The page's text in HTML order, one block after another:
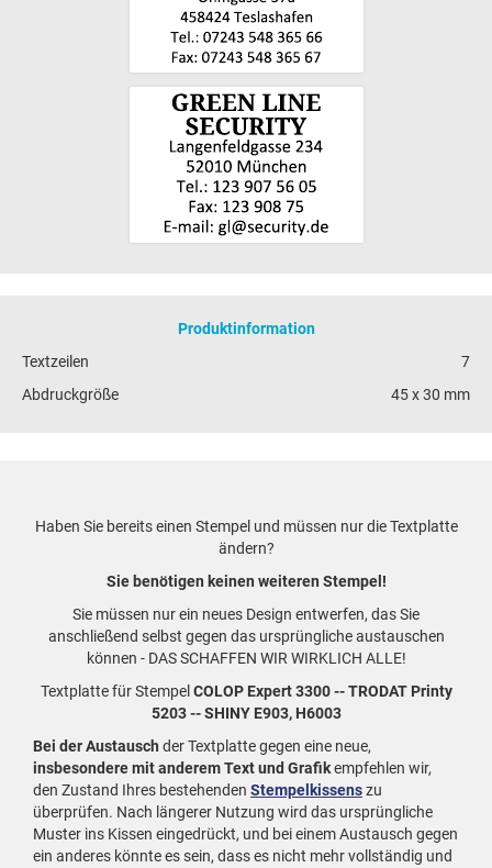
Produktinformation
Textzeilen
7
Abdruckgröße
45 x 30 mm
Haben Sie bereits einen Stempel und müssen nur die Textplatte
ändern?
Sie benötigen keinen weiteren Stempel!
Sie müssen nur ein neues Design entwerfen, das Sie
anschließend selbst gegen das ursprüngliche austauschen
können - DAS SCHAFFEN WIR WIRKLICH ALLE!
Textplatte für Stempel COLOP Expert 3300 -- TRODAT Printy
5203 -- SHINY E903, H6003
Bei der Austausch der Textplatte gegen eine neue,
insbesondere mit anderem Text und Grafikempfehlen wir,
den Zustand Ihres bestehenden Stempelkissenszu
überprüfen. Nach längerer Nutzung wird das ursprüngliche
Muster ins Kissen eingedrückt, und bei einem Austausch gegen
ein anderes könnte es sein, dass es nicht mehr vollständig und